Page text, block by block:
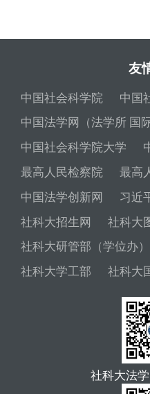
友
中国社会科学院
中国
中国法学网（法学所 国
中国社会科学院大学
最高人民检察院
最高
中国法学创新网
习近
社科大招生网
社科大
社科大研管部（学位办）
社科大学工部
社科大
社科大法